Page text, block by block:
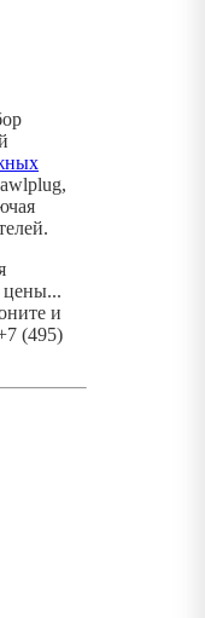
цены...
и
(495)